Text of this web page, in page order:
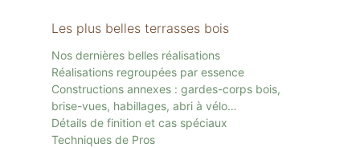
Les plus belles terrasses bois
Nos dernières belles réalisations
Réalisations regroupées par essence
Constructions annexes : gardes-corps bois,
brise-vues, habillages, abri à vélo…
Détails de finition et cas spéciaux
Techniques de Pros